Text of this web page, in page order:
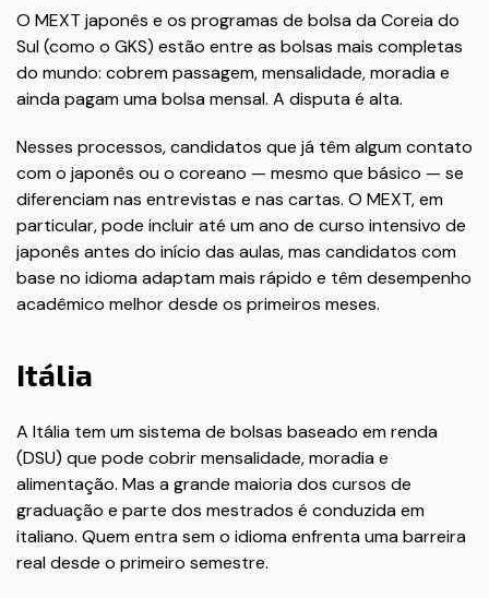
O MEXT japonês e os programas de bolsa da Coreia do
Sul (como o GKS) estão entre as bolsas mais completas
do mundo: cobrem passagem, mensalidade, moradia e
ainda pagam uma bolsa mensal. A disputa é alta.
Nesses processos, candidatos que já têm algum contato
com o japonês ou o coreano — mesmo que básico — se
diferenciam nas entrevistas e nas cartas. O MEXT, em
particular, pode incluir até um ano de curso intensivo de
japonês antes do início das aulas, mas candidatos com
base no idioma adaptam mais rápido e têm desempenho
acadêmico melhor desde os primeiros meses.
Itália
A Itália tem um sistema de bolsas baseado em renda
(DSU) que pode cobrir mensalidade, moradia e
alimentação. Mas a grande maioria dos cursos de
graduação e parte dos mestrados é conduzida em
italiano. Quem entra sem o idioma enfrenta uma barreira
real desde o primeiro semestre.